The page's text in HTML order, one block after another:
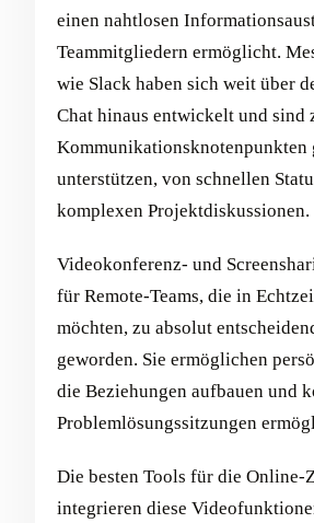
einen nahtlosen
Teammitgliedern ermöglicht.
wie Slack haben sich weit über
Chat hinaus entwickelt und sind
Kommunikationsknotenpunkten
unterstützen, von schnellen
komplexen Projektdiskussionen.
Videokonferenz- und
für Remote-Teams, die in
möchten, zu absolut
geworden. Sie ermöglichen
die Beziehungen aufbauen und
Problemlösungssitzungen
Die besten Tools für die Online-
integrieren diese